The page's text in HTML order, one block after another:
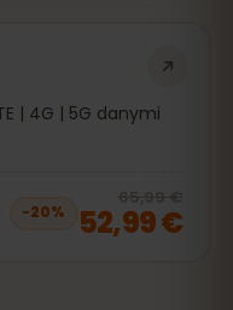
| 4G | 5G danymi
−20%
65,99 €
52,99 €